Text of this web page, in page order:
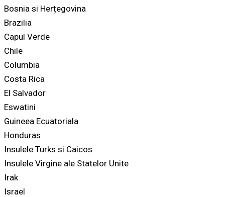
Bosnia si Herțegovina
Brazilia
Capul Verde
Chile
Columbia
Costa Rica
El Salvador
Eswatini
Guineea Ecuatoriala
Honduras
Insulele Turks si Caicos
Insulele Virgine ale Statelor Unite
Irak
Israel